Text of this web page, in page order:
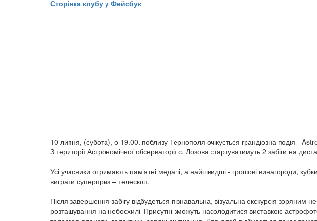
Сторінка клубу у Фейсбук
​10 липня, (субота), о 19.00. поблизу Тернополя очікується грандіозна подія -
З території Астрономічної обсерваторії с. Лозова стартуватимуть 2 забіги на
Усі учасники отримають пам’ятні медалі, а найшвидші - грошові винагороди,
виграти суперприз – телескоп.
Після завершення забігу відбудеться пізнавальна, візуальна екскурсія
розташування на небосхилі. Присутні зможуть насолодитися виставкою